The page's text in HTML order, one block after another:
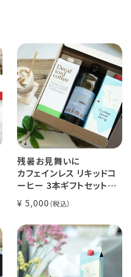
残暑お見舞いに
カフェインレス リキッドコ
ーヒー 3本ギフトセット
クラッシュド デカフェ ゼリ
ー 1本
デカフェ オレベース【無
糖】1本
デカフェ アイスコーヒー 1
本
5,000